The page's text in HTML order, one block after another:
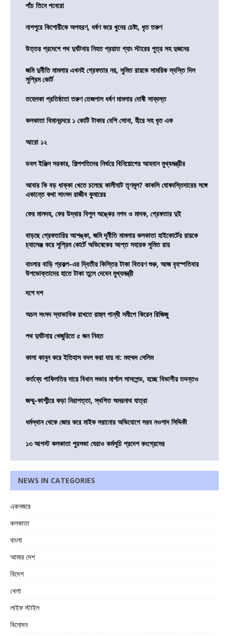
পাঁচ তিনে পনেরো
নাগপুরে কিশোরীকে অপহরণ, ধর্ষণ করে খুনের চেষ্টা, ধৃত তরুণ
উত্তর প্রদেশে পথ দুর্ঘটনায় নিহত প্রয়াত গ্যাং স্টারের পুত্র সহ দুজনের
জমি দুর্নীতি মামলায় এখনই গ্রেফতার নয়, সুমিত রায়কে সাময়িক স্বস্তি দিল
সুপ্রিম কোর্ট
তহেলকা প্রতিষ্ঠাতা তরুণ তেজপাল ধর্ষণ মামলার দোষী সাব্যস্ত
কলকাতা বিমানবন্দরে ১ কোটি টাকার বেশি সোনা, হীরে সহ ধৃত এক
আরো ১২
ডবল ইঞ্জিন সরকার, শিল্পপতিদের নির্ভয়ে বিনিয়োগের আহবান মুখ্যমন্ত্রীর
আবার কি বড় ধাক্কা খেতে চলেছে কালীঘাট তৃণমূল? কাকলি ঘোষদস্তিদারের সঙ্গে
একান্তে কথা সাংসদ রাজীব কুমারের
ফের মালদহ, ফের উদ্ধার বিপুল অঙ্কের নগদ ও মাদক, গ্রেফতার দুই
বাড়ছে গ্রেফতারির আশঙ্কা, জমি দূর্নীতি মামলায় কলকাতা হাইকোর্টের রায়কে
চ্যালেঞ্জ করে সুপ্রিম কোর্টে অভিষেকের আপ্ত সহায়ক সুমিত রায়
বাংলার বাড়ি প্রকল্প-এর দ্বিতীয় কিস্তির টাকা বিতরণ শুরু, আজ বৃহস্পতিবার
উপভোক্তাদের হাতে টাকা তুলে দেবেন মুখ্যমন্ত্রী
দশে দশ
অচল সংসদ স্বাভাবিক রাখতে রাহুল গান্ধী সমীপে কিরেন রিজিজু
পথ দুর্ঘটনায় খেজুরিতে ৫ জন নিহত
কালা কানুন করে ইতিহাস বদল করা যায় না: মহম্মদ সেলিম
কর্তব্যে গাফিলতির দায়ে বিধান সভার মার্শাল সাসপেন্ড, হচ্ছে বিভাগীয় তদন্তও
জম্মু-কাশ্মীরে কড়া নিরাপত্তা, স্থগিত অমরনাথ যাত্রা
ধর্মস্থান থেকে জোর করে মাইক সরানোর অভিযোগে সরব নওশাদ সিদ্দিকী
১৩ আগস্ট কলকাতা পুরসভা ঘেরাও কর্মসূচি প্রদেশ কংগ্রেসের
NEWS IN CATEGORIES
একনজরে
কলকাতা
বাংলা
আমার দেশ
বিদেশ
খেলা
লাইফ স্টাইল
বিনোদন